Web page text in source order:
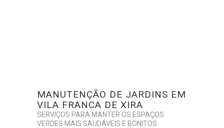
MANUTENÇÃO DE JARDINS EM
VILA FRANCA DE XIRA
SERVIÇOS PARA MANTER OS ESPAÇOS
VERDES MAIS SAUDÁVEIS E BONITOS